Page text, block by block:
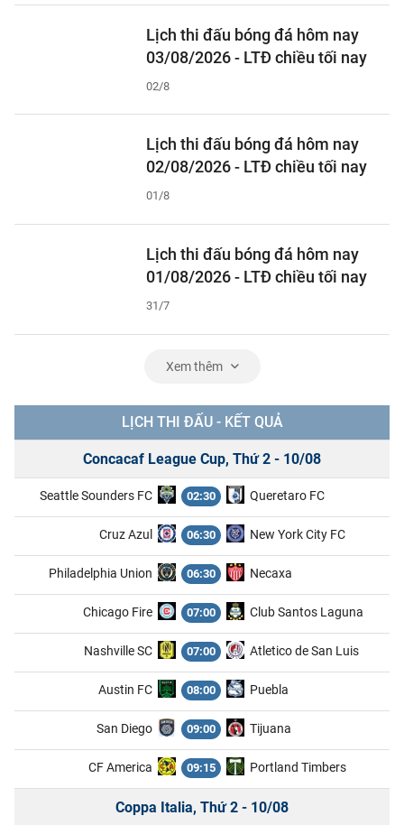
Lịch thi đấu bóng đá hôm nay
03/08/2026 - LTĐ chiều tối nay
02/8
Lịch thi đấu bóng đá hôm nay
02/08/2026 - LTĐ chiều tối nay
01/8
Lịch thi đấu bóng đá hôm nay
01/08/2026 - LTĐ chiều tối nay
31/7
Xem thêm
LỊCH THI ĐẤU - KẾT QUẢ
Concacaf League Cup, Thứ 2 - 10/08
Seattle Sounders FC 02:30 Queretaro FC
Cruz Azul 06:30 New York City FC
Philadelphia Union 06:30 Necaxa
Chicago Fire 07:00 Club Santos Laguna
Nashville SC 07:00 Atletico de San Luis
Austin FC 08:00 Puebla
San Diego 09:00 Tijuana
CF America 09:15 Portland Timbers
Coppa Italia, Thứ 2 - 10/08